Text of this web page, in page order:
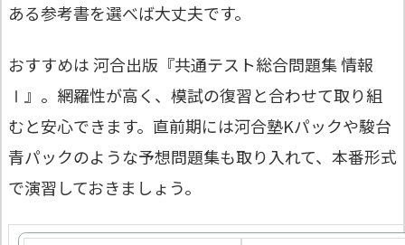
ある参考書を選べば大丈夫です。
おすすめは 河合出版『共通テスト総合問題集 情報
Ⅰ』。網羅性が高く、模試の復習と合わせて取り組
むと安心できます。直前期には河合塾Kパックや駿台
青パックのような予想問題集も取り入れて、本番形式
で演習しておきましょう。